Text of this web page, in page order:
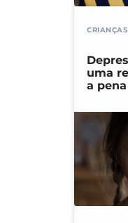
CRIANÇAS
uma
a